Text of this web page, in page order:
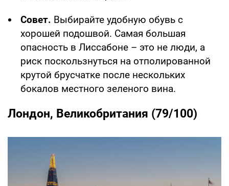
Совет. Выбирайте удобную обувь с
хорошей подошвой. Самая большая
опасность в Лиссабоне – это не люди, а
риск поскользнуться на отполированной
крутой брусчатке после нескольких
бокалов местного зеленого вина.
Лондон, Великобритания (79/100)